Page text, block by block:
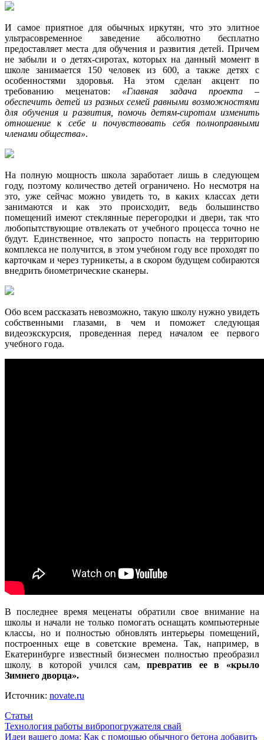
И самое приятное для обычных иркутян, что это элитное
ультрасовременное заведение абсолютно бесплатно
предоставляет места для обучения и развития детей. Причем
не забыли и о детях-сиротах, которых на данный момент в
школе занимается 150 человек из 600, а также детях с
особенностями здоровья. На этом сделан акцент по
требованию меценатов: «Главная задача проекта –
обеспечить детей из разных семей равными возможностями
для обучения и развития, помочь детям-сиротам изменить
отношение к себе и почувствовать себя полноправными
членами общества».
На полную мощность школа заработает лишь в следующем
году, поэтому количество детей ограничено. Но несмотря на
это, уже сейчас можно увидеть то, в каких классах дети
занимаются и как это происходит, ведь большинство
помещений имеют стеклянные перегородки и двери, так что
любопытствующие отвлекать от учебного процесса точно не
будут. Единственное, что запросто попасть на территорию
комплекса не получится, в этом учебном году все проходят по
карточкам и через турникеты, а в скором будущем собираются
внедрить биометрические сканеры.
Обо всем рассказать невозможно, такую школу нужно увидеть
собственными глазами, в чем и поможет следующая
видеоэкскурсия, проведенная перед началом ее первого
учебного года.
В последнее время меценаты обратили свое внимание на
школы и начали не только помогать оснащать компьютерные
классы, но и полностью обновлять интерьеры помещений,
построенных еще в советские времена. Так, например, в
Екатеринбурге известный бизнесмен полностью преобразил
школу, в которой учился сам,превратив ее в «крыло
Зимнего дворца».
Источник: novate.ru
Статьи
Навигация
Технология работы вибропогружателя свай
Идеи вашего дома: Как с помощью обычного бетона добавить